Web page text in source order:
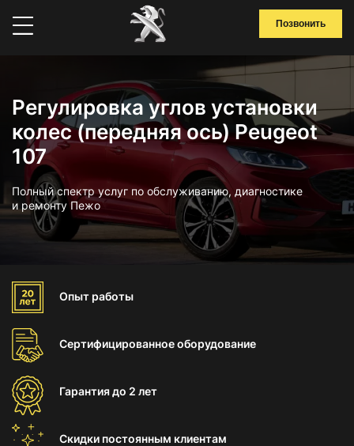
Позвонить
Регулировка углов установки
колес (передняя ось) Peugeot
107
Полный спектр услуг по обслуживанию, диагностике
и ремонту Пежо
Опыт работы
Сертифицированноеоборудование
Гарантиядо 2 лет
Скидки постоянным клиентам